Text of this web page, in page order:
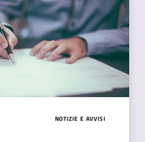
NOTIZIE E AVVISI